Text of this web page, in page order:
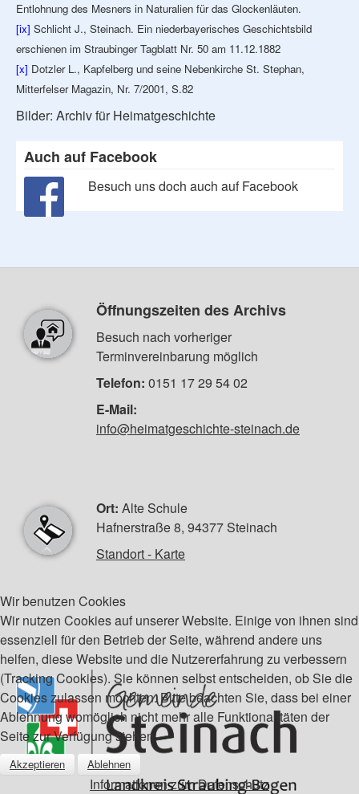
Entlohnung des Mesners in Naturalien für das Glockenläuten.
[ix] Schlicht J., Steinach. Ein niederbayerisches Geschichtsbild
erschienen im Straubinger Tagblatt Nr. 50 am 11.12.1882
[x] Dotzler L., Kapfelberg und seine Nebenkirche St. Stephan,
Mitterfelser Magazin, Nr. 7/2001, S.82
Bilder: Archiv für Heimatgeschichte
Auch auf Facebook
Besuch uns doch auch auf Facebook
Öffnungszeiten des Archivs
Besuch nach vorheriger
Terminvereinbarung möglich
Telefon: 0151 17 29 54 02
E-Mail:
info@heimatgeschichte-steinach.de
Ort: Alte Schule
Hafnerstraße 8, 94377 Steinach
Standort - Karte
Wir benutzen Cookies
Wir nutzen Cookies auf unserer Website. Einige von ihnen sind
essenziell für den Betrieb der Seite, während andere uns
helfen, diese Website und die Nutzererfahrung zu verbessern
(Tracking Cookies). Sie können selbst entscheiden, ob Sie die
Cookies zulassen möchten. Bitte beachten Sie, dass bei einer
Ablehnung womöglich nicht mehr alle Funktionalitäten der
Seite zur Verfügung stehen.
Akzeptieren Ablehnen
Informationen zum Datenschutz